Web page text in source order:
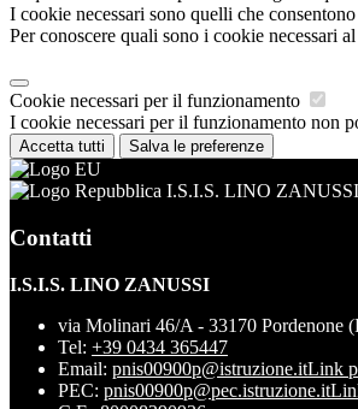
I cookie necessari sono quelli che
Per conoscere quali sono i cookie necessari
Cookie necessari per il funzionamento
I cookie necessari per il funzionamento non
Accetta tutti Salva le preferenze
I.S.I.S. LINO ZANUSSI
Contatti
I.S.I.S. LINO ZANUSSI
via Molinari 46/A - 33170 Pordenone
Tel: +39 0434 365447
Email: pnis00900p@istruzione.itLink
PEC: pnis00900p@pec.istruzione.it